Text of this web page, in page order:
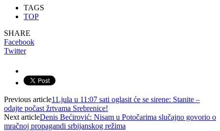
TAGS
TOP
SHARE
Facebook
Twitter
Previous article11.jula u 11:07 sati oglasit će se sirene: Stanite –
odajte počast žrtvama Srebrenice!
Next articleDenis Bećirović: Nisam u Potočarima slučajno govorio o
mračnoj propagandi srbijanskog režima